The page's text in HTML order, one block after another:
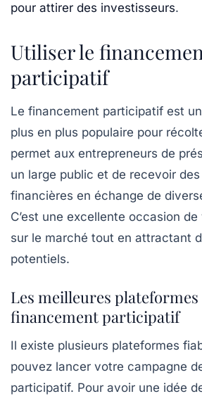
pour attirer des investisseurs.
Utiliser le
participatif
Le financement participatif est
plus en plus populaire pour
permet aux entrepreneurs de
un large public et de recevoir
financières en échange de
C’est une excellente occasion
sur le marché tout en attractant
potentiels.
Les meilleures plateformes
financement participatif
Il existe plusieurs plateformes
pouvez lancer votre campagne
participatif. Pour avoir une idée